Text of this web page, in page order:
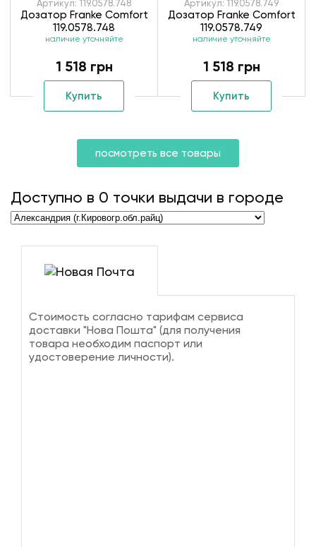
Артикул: 119.0578.748
Дозатор Franke Comfort
119.0578.748
наличие уточняйте
1 518 грн
Купить
Артикул: 119.0578.749
Дозатор Franke Comfort
119.0578.749
наличие уточняйте
1 518 грн
Купить
посмотреть все товары
Доступно в 0 точки выдачи в городе
Стоимость согласно тарифам сервиса
доставки "Нова Пошта" (для получения
товара необходим паспорт или
удостоверение личности).